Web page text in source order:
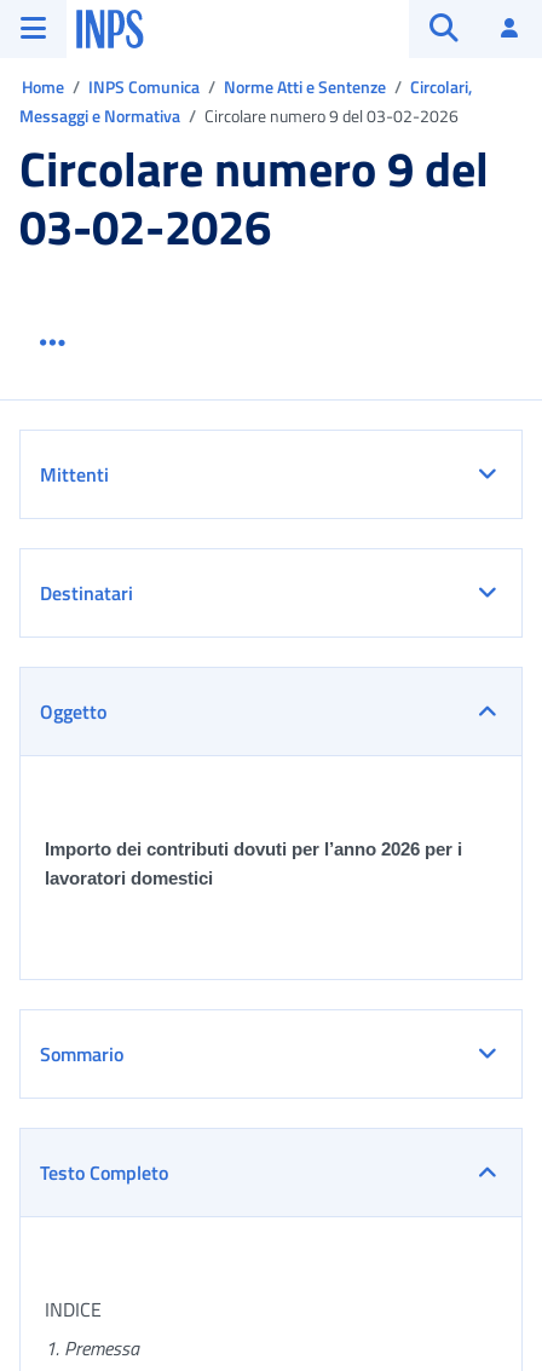
Vai al menu principale
Vai al contenuto principale
Vai al pie' di pagina
INPS ()
Home INPS Comunica Norme Atti e Sentenze
Circolari,
Messaggi e Normativa
Circolare numero 9 del 03-02-2026
Circolare numero 9 del
03-02-2026
Mittenti
Destinatari
Oggetto
Importo dei contributi dovuti per l’anno 2026 per i
lavoratori domestici
Sommario
Testo Completo
INDICE
1. Premessa